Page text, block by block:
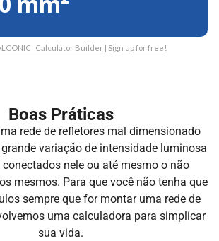
Boas Práticas
rede de refletores mal dimensionado
variação de intensidade luminosa
nele ou até mesmo o não
mesmos. Para que você não tenha que
sempre que for montar uma rede de
uma calculadora para simplicar
sua vida.